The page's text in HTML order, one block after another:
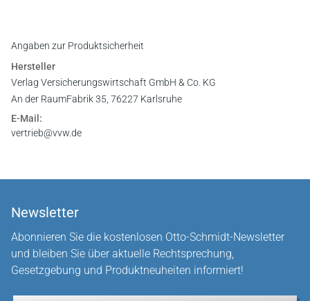
Angaben zur Produktsicherheit
Hersteller
Verlag Versicherungswirtschaft GmbH & Co. KG
An der RaumFabrik 35, 76227 Karlsruhe
E-Mail:
vertrieb@vvw.de
Newsletter
Abonnieren Sie die kostenlosen Otto-Schmidt-Newsletter
und bleiben Sie über aktuelle Rechtsprechung,
Gesetzgebung und Produktneuheiten informiert!